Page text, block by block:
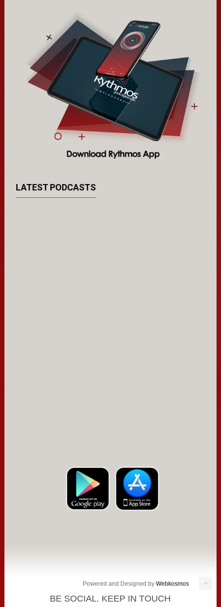
LATEST PODCASTS
Powered and Designed byWebkosmos
BE SOCIAL. KEEP IN TOUCH